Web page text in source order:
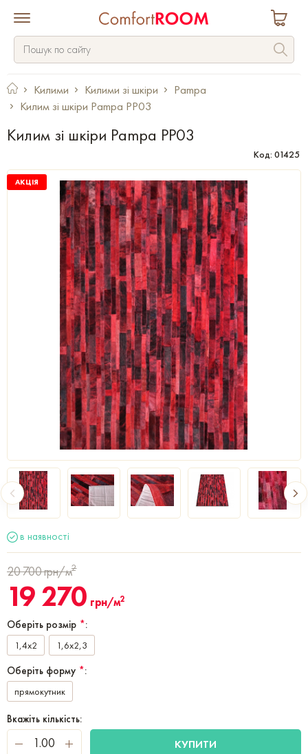
Килими Килими зі шкіри
Pampa
Килим зі шкіри Pampa PP03
Килим зі шкіри Pampa PP03
Код: 01425
АКЦІЯ
в наявності
20 700грн/м2
19 270 грн/м2
Оберіть розмір *:
1,4x2 1,6x2,3
Оберіть форму *:
прямокутник
Вкажіть кількість:
КУПИТИ